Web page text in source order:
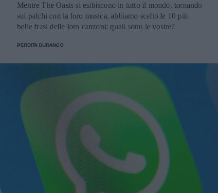
Mentre The Oasis si esibiscono in tutto il mondo, tornando
sui palchi con la loro musica, abbiamo scelto le 10 più
belle frasi delle loro canzoni: quali sono le vostre?
PERDITA DURANGO